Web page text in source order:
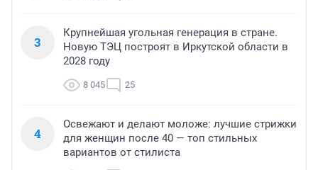
3
Крупнейшая угольная генерация в стране.
Новую ТЭЦ построят в Иркутской области в
2028 году
8 045 25
4
Освежают и делают моложе: лучшие стрижки
для женщин после 40 — топ стильных
вариантов от стилиста